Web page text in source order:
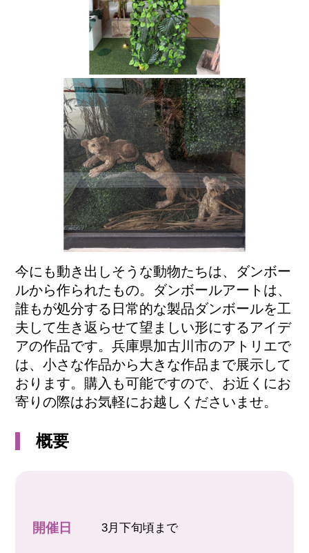
今にも動き出しそうな動物たちは、ダンボー
ルから作られたもの。ダンボールアートは、
誰もが処分する日常的な製品ダンボールを工
夫して生き返らせて望ましい形にするアイデ
アの作品です。兵庫県加古川市のアトリエで
は、小さな作品から大きな作品まで展示して
おります。購入も可能ですので、お近くにお
寄りの際はお気軽にお越しくださいませ。
概要
開催日 3月下旬頃まで